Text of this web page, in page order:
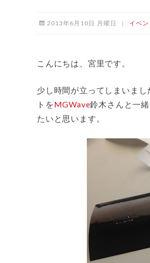
2013年6月10日 月曜日 ｜ イベ
こんにちは、宮里です。
少し時間が立ってしまいま
トをMGWave鈴木さんと一
たいと思います。